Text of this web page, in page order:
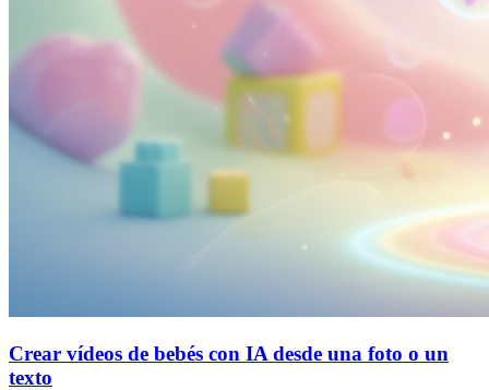
Crear vídeos de bebés con IA desde una foto o un
texto